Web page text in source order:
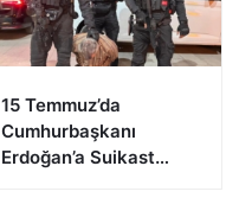
15 Temmuz’da
Cumhurbaşkanı
Erdoğan’a Suikast